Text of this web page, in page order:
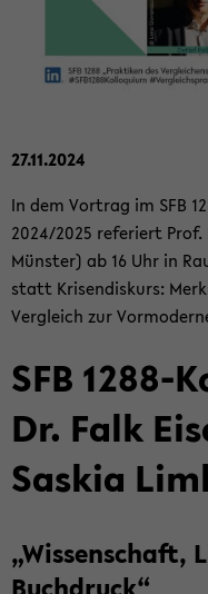
27.11.2024
In dem Vor­trag im SFB
2024/2025 re­fe­riert
Müns­ter) ab 16 Uhr in
statt Kri­sen­dis­kurs:
Ver­gleich zur
SFB
Dr. Falk
Sas­kia
„Wis­sen­schaft,